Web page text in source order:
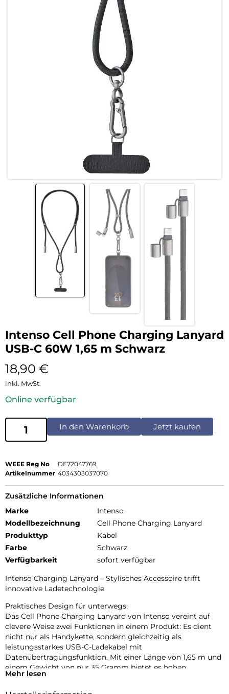
Intenso Cell Phone Charging Lanyard
USB-C 60W 1,65 m Schwarz
18,90 €
inkl. MwSt.
Online verfügbar
In den Warenkorb Jetzt kaufen
WEEE Reg No
DE72047769
Artikelnummer 4034303037070
Zusätzliche Informationen
Marke
Intenso
Modellbezeichnung
Cell Phone Charging Lanyard
Produkttyp
Kabel
Farbe
Schwarz
Verfügbarkeit
sofort verfügbar
Intenso Charging Lanyard – Stylisches Accessoire trifft
innovative Ladetechnologie
Praktisches Design für unterwegs:
Das Cell Phone Charging Lanyard von Intenso vereint auf
clevere Weise zwei Funktionen in einem Produkt: Es dient
nicht nur als Handykette, sondern gleichzeitig als
leistungsstarkes USB-C-Ladekabel mit
Datenübertragungsfunktion. Mit einer Länge von 1,65 m und
einem Gewicht von nur 35 Gramm bietet es hohen
Tragekomfort und optimale Bewegungsfreiheit – ob beim
Mehr lesen